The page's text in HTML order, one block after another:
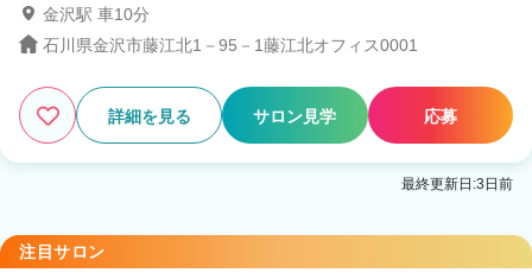
検索する
金沢駅 車10分
石川県金沢市藤江北1－95－1藤江北オフィス0001
詳細を見る サロン見学 応募
最終更新日:3日前
注目サロン